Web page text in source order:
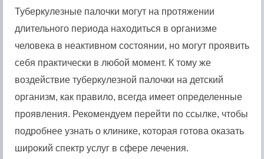
Туберкулезные палочки могут на протяжении
длительного периода находиться в организме
человека в неактивном состоянии, но могут проявить
себя практически в любой момент. К тому же
воздействие туберкулезной палочки на детский
организм, как правило, всегда имеет определенные
проявления. Рекомендуем перейти по ссылке, чтобы
подробнее узнать о клинике, которая готова оказать
широкий спектр услуг в сфере лечения.